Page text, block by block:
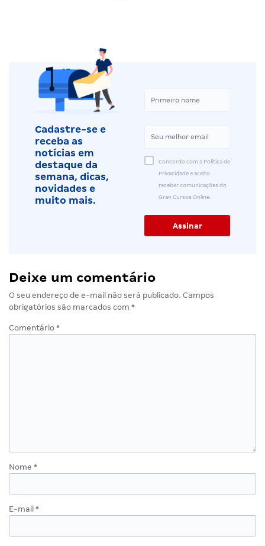
Cadastre-se e
receba as
notícias em
destaque da
semana, dicas,
novidades e
muito mais.
Concordo com a Política de
Privacidade e aceito
receber comunicações do
Gran Cursos Online.
Deixe um comentário
O seu endereço de e-mail não será publicado. Campos
obrigatórios são marcados com *
Comentário *
Nome *
E-mail *